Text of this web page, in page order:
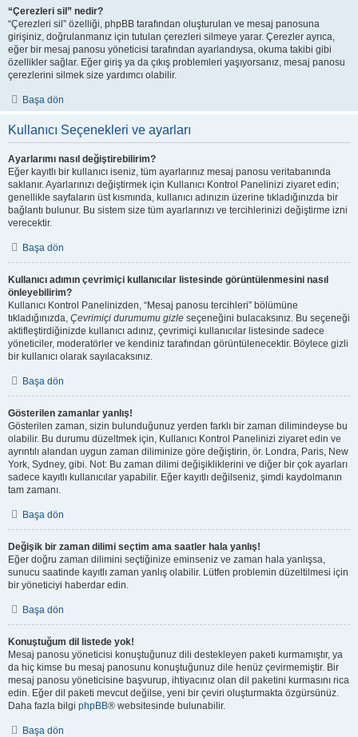
“Çerezleri sil” nedir?
“Çerezleri sil” özelliği, phpBB tarafından oluşturulan ve mesaj panosuna
girişiniz, doğrulanmanız için tutulan çerezleri silmeye yarar. Çerezler ayrıca,
eğer bir mesaj panosu yöneticisi tarafından ayarlandıysa, okuma takibi gibi
özellikler sağlar. Eğer giriş ya da çıkış problemleri yaşıyorsanız, mesaj panosu
çerezlerini silmek size yardımcı olabilir.
Başa dön
Kullanıcı Seçenekleri ve ayarları
Ayarlarımı nasıl değiştirebilirim?
Eğer kayıtlı bir kullanıcı iseniz, tüm ayarlarınız mesaj panosu veritabanında
saklanır. Ayarlarınızı değiştirmek için Kullanıcı Kontrol Panelinizi ziyaret edin;
genellikle sayfaların üst kısmında, kullanıcı adınızın üzerine tıkladığınızda bir
bağlantı bulunur. Bu sistem size tüm ayarlarınızı ve tercihlerinizi değiştirme izni
verecektir.
Başa dön
Kullanıcı adımın çevrimiçi kullanıcılar listesinde görüntülenmesini nasıl
önleyebilirim?
Kullanıcı Kontrol Panelinizden, “Mesaj panosu tercihleri” bölümüne
tıkladığınızda, Çevrimiçi durumumu gizle seçeneğini bulacaksınız. Bu seçeneği
aktifleştirdiğinizde kullanıcı adınız, çevrimiçi kullanıcılar listesinde sadece
yöneticiler, moderatörler ve kendiniz tarafından görüntülenecektir. Böylece gizli
bir kullanıcı olarak sayılacaksınız.
Başa dön
Gösterilen zamanlar yanlış!
Gösterilen zaman, sizin bulunduğunuz yerden farklı bir zaman dilimindeyse bu
olabilir. Bu durumu düzeltmek için, Kullanıcı Kontrol Panelinizi ziyaret edin ve
ayrıntılı alandan uygun zaman diliminize göre değiştirin, ör. Londra, Paris, New
York, Sydney, gibi. Not: Bu zaman dilimi değişikliklerini ve diğer bir çok ayarları
sadece kayıtlı kullanıcılar yapabilir. Eğer kayıtlı değilseniz, şimdi kaydolmanın
tam zamanı.
Başa dön
Değişik bir zaman dilimi seçtim ama saatler hala yanlış!
Eğer doğru zaman dilimini seçtiğinize eminseniz ve zaman hala yanlışsa,
sunucu saatinde kayıtlı zaman yanlış olabilir. Lütfen problemin düzeltilmesi için
bir yöneticiyi haberdar edin.
Başa dön
Konuştuğum dil listede yok!
Mesaj panosu yöneticisi konuştuğunuz dili destekleyen paketi kurmamıştır, ya
da hiç kimse bu mesaj panosunu konuştuğunuz dile henüz çevirmemiştir. Bir
mesaj panosu yöneticisine başvurup, ihtiyacınız olan dil paketini kurmasını rica
edin. Eğer dil paketi mevcut değilse, yeni bir çeviri oluşturmakta özgürsünüz.
Daha fazla bilgi phpBB® websitesinde bulunabilir.
Başa dön